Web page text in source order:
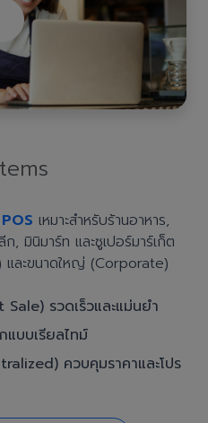
เหมาะสำหรับร้านอาหาร,
, มินิมาร์ท และซูเปอร์มาร์เก็ต
และขนาดใหญ่ (Corporate)
รวดเร็วและแม่นยำ
บบเรียลไทม์
ควบคุมราคาและโปร